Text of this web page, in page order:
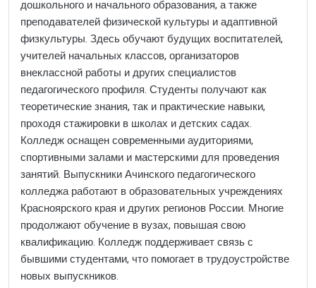
дошкольного и начального образования, а также
преподавателей физической культуры и адаптивной
физкультуры. Здесь обучают будущих воспитателей,
учителей начальных классов, организаторов
внеклассной работы и других специалистов
педагогического профиля. Студенты получают как
теоретические знания, так и практические навыки,
проходя стажировки в школах и детских садах.
Колледж оснащен современными аудиториями,
спортивными залами и мастерскими для проведения
занятий. Выпускники Ачинского педагогического
колледжа работают в образовательных учреждениях
Красноярского края и других регионов России. Многие
продолжают обучение в вузах, повышая свою
квалификацию. Колледж поддерживает связь с
бывшими студентами, что помогает в трудоустройстве
новых выпускников.